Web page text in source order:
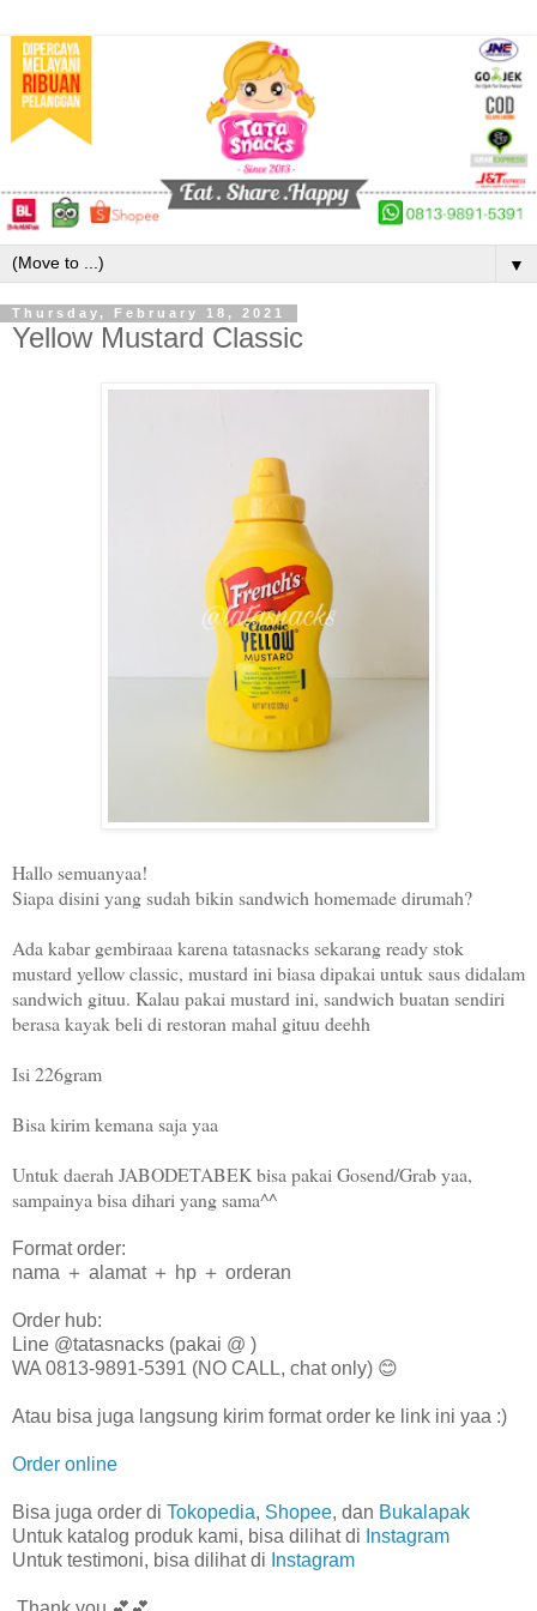
▼
Thursday, February 18, 2021
Yellow Mustard Classic
Hallo semuanyaa!
Siapa disini yang sudah bikin sandwich homemade dirumah?
Ada kabar gembiraaa karena tatasnacks sekarang ready stok
mustard yellow classic, mustard ini biasa dipakai untuk saus didalam
sandwich gituu. Kalau pakai mustard ini, sandwich buatan sendiri
berasa kayak beli di restoran mahal gituu deehh
Isi 226gram
Bisa kirim kemana saja yaa
Untuk daerah JABODETABEK bisa pakai Gosend/Grab yaa,
sampainya bisa dihari yang sama^^
Format order:
nama ＋ alamat ＋ hp ＋ orderan
Order hub:
Line @tatasnacks (pakai @ )
WA 0813-9891-5391 (NO CALL, chat only) 😊
Atau bisa juga langsung kirim format order ke link ini yaa :)
Order online
Bisa juga order di Tokopedia, Shopee, dan Bukalapak
Untuk katalog produk kami, bisa dilihat di Instagram
Untuk testimoni, bisa dilihat di Instagram